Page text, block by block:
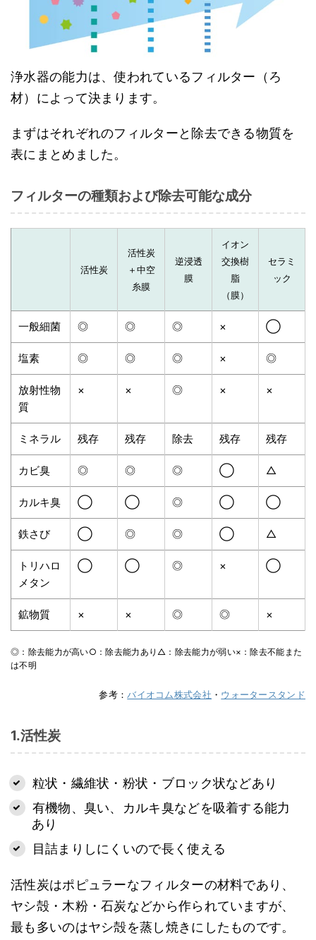
浄水器の能力は、使われているフィルター（ろ
材）によって決まります。
まずはそれぞれのフィルターと除去できる物質を
表にまとめました。
フィルターの種類および除去可能な成分
活性炭
活性炭
＋中空
糸膜
逆浸透
膜
イオン
交換樹
脂
（膜）
セラミ
ック
一般細菌 ◎ ◎ ◎ × ◯
塩素 ◎ ◎ ◎ × ◎
放射性物
質
× × ◎ × ×
ミネラル 残存 残存 除去 残存 残存
カビ臭 ◎ ◎ ◎ ◯ △
カルキ臭 ◯ ◯ ◎ ◯ ◯
鉄さび ◯ ◎ ◎ ◯ △
トリハロ
メタン
◯ ◯ ◎ × ◯
鉱物質 × × ◎ ◎ ×
◎：除去能力が高い○：除去能力あり△：除去能力が弱い×：除去不能また
は不明
参考：バイオコム株式会社 ・ ウォータースタンド
1.活性炭
粒状・繊維状・粉状・ブロック状などあり
有機物、臭い、カルキ臭などを吸着する能力
あり
目詰まりしにくいので長く使える
活性炭はポピュラーなフィルターの材料であり、
ヤシ殻・木粉・石炭などから作られていますが、
最も多いのはヤシ殻を蒸し焼きにしたものです。